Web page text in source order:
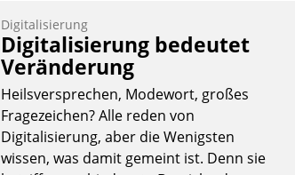
Digitalisierung
Digitalisierung bedeutet
Veränderung
Heilsversprechen, Modewort, großes
Fragezeichen? Alle reden von
Digitalisierung, aber die Wenigsten
wissen, was damit gemeint ist. Denn sie